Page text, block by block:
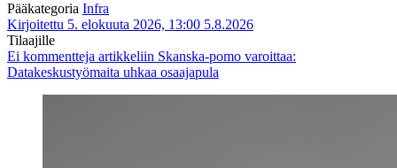
Pääkategoria Infra
Kirjoitettu 5. elokuuta 2026, 13:00 5.8.2026
Tilaajille
Ei kommentteja artikkeliin Skanska-pomo varoittaa:
Datakeskustyömaita uhkaa osaajapula